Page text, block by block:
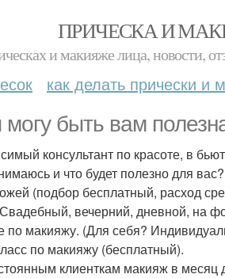
ПРИЧЕСКА И
и макияже лица, новости,
как делать прически и
быть вам
консультант по красоте, в
и что будет полезно для вас?
(подбор бесплатный, расход
вечерний, дневной, на
по макияжу. (Для себя?
по макияжу (бесплатный).
клиенткам макияж в месяц